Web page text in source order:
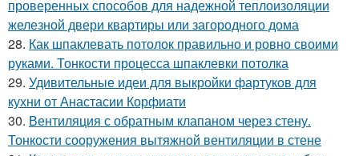
проверенных способов для надежной теплоизоляции
железной двери квартиры или загородного дома
28. Как шпаклевать потолок правильно и ровно своими
руками. Тонкости процесса шпаклевки потолка
29. Удивительные идеи для выкройки фартуков для
кухни от Анастасии Корфиати
30. Вентиляция с обратным клапаном через стену.
Тонкости сооружения вытяжной вентиляции в стене